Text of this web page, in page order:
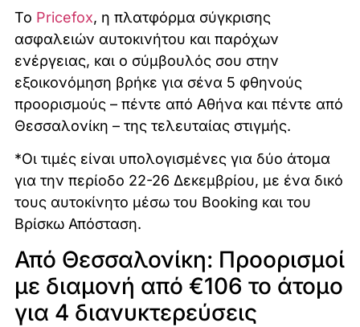
Το Pricefox, η πλατφόρμα σύγκρισης
ασφαλειών αυτοκινήτου και παρόχων
ενέργειας, και ο σύμβουλός σου στην
εξοικονόμηση βρήκε για σένα 5 φθηνούς
προορισμούς – πέντε από Αθήνα και πέντε από
Θεσσαλονίκη – της τελευταίας στιγμής.
*Οι τιμές είναι υπολογισμένες για δύο άτομα
για την περίοδο 22-26 Δεκεμβρίου, με ένα δικό
τους αυτοκίνητο μέσω του Booking και του
Βρίσκω Απόσταση.
Από Θεσσαλονίκη: Προορισμοί
με διαμονή από €106 το άτομο
για 4 διανυκτερεύσεις